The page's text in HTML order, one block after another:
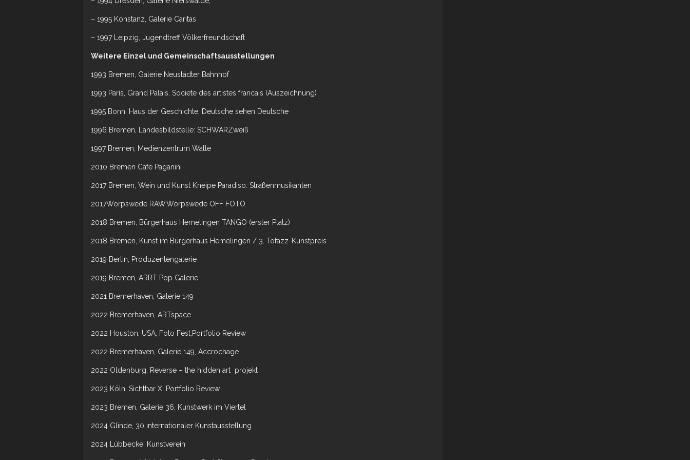
– 1995 Konstanz, Galerie Caritas
– 1997 Leipzig, Jugendtreff Völkerfreundschaft
Weitere Einzel und Gemeinschaftsausstellungen
1993 Bremen, Galerie Neustädter Bahnhof
1993 Paris, Grand Palais, Societe des artistes francais (Auszeichnung)
1995 Bonn, Haus der Geschichte: Deutsche sehen Deutsche
1996 Bremen, Landesbildstelle: SCHWARZweiß
1997 Bremen, Medienzentrum Walle
2010 Bremen Cafe Paganini
2017 Bremen, Wein und Kunst Kneipe Paradiso: Straßenmusikanten
2017Worpswede RAW.Worpswede OFF FOTO
2018 Bremen, Bürgerhaus Hemelingen TANGO (erster Platz)
2018 Bremen, Kunst im Bürgerhaus Hemelingen / 3. Tofazz-Kunstpreis
2019 Berlin, Produzentengalerie
2019 Bremen, ARRT Pop Galerie
2021 Bremerhaven, Galerie 149
2022 Bremerhaven, ARTspace
2022 Houston, USA, Foto Fest,Portfolio Review
2022 Bremerhaven, Galerie 149, Accrochage
2022 Oldenburg, Reverse – the hidden art projekt
2023 Köln, Sichtbar X: Portfolio Review
2023 Bremen, Galerie 36, Kunstwerk im Viertel
2024 Glinde, 30 internationaler Kunstausstellung
2024 Lübbecke, Kunstverein